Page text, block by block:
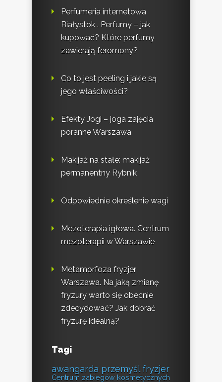
Perfumeria internetowa
Białystok . Perfumy – jak
kupować? Które perfumy
zawierają feromony?
Co to jest peeling i jakie są
jego właściwości?
Efekty Jogi – joga zajęcia
poranne Warszawa
Makijaż na stałe: makijaż
permanentny Rybnik
Odpowiednie określenie wagi
Mezoterapia igłowa. Centrum
mezoterapii w Warszawie
Metamorfoza fryzjer
Warszawa. Na jaką zmianę
fryzury warto się obecnie
zdecydować? Jak dobrać
fryzurę idealną?
Tagi
awangarda przemyśl fryzjer
Centrum zabiegów kosmetycznych